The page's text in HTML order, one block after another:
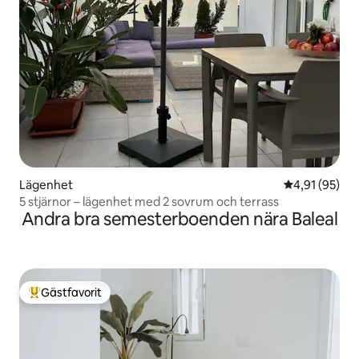
Lägenhet 4,91 av 5 i
4,91 (95)
5 stjärnor – lägenhet med 2 sovrum och terrass
Andra bra semesterboenden nära Baleal
Populär gästfavorit
Gästfavorit